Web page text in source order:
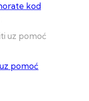
kod
pomoć